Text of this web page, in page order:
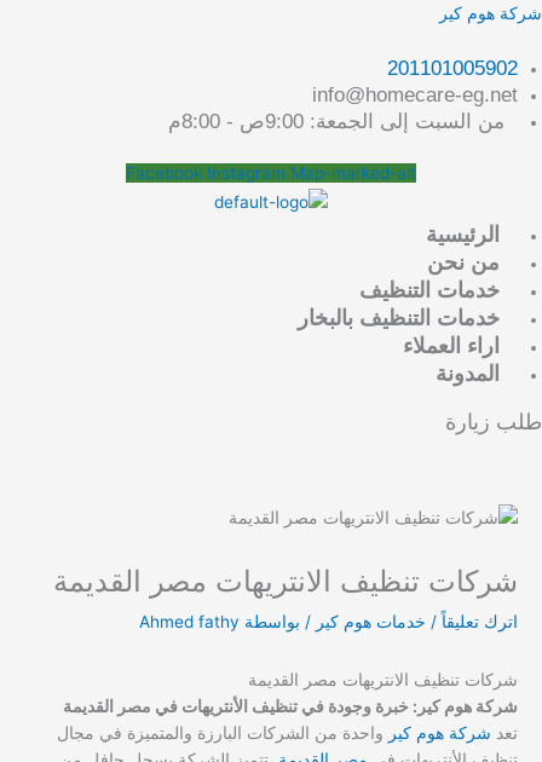
تخطي
المحتوى
شركة هوم كير
201101005902
info@homecare-eg.net
من السبت إلى الجمعة: 9:00ص - 8:00م
Facebook Instagram Map-marked-alt
القائمة
الرئيسية
من نحن
خدمات التنظيف
خدمات التنظيف بالبخار
اراء العملاء
المدونة
طلب زيارة
شركات تنظيف الانتريهات مصر القديمة
اترك تعليقاً / خدمات هوم كير / بواسطة Ahmed fathy
شركات تنظيف الانتريهات مصر القديمة
شركة هوم كير: خبرة وجودة في تنظيف الأنتريهات في مصر القديمة
تعد شركة هوم كير واحدة من الشركات البارزة والمتميزة في مجال